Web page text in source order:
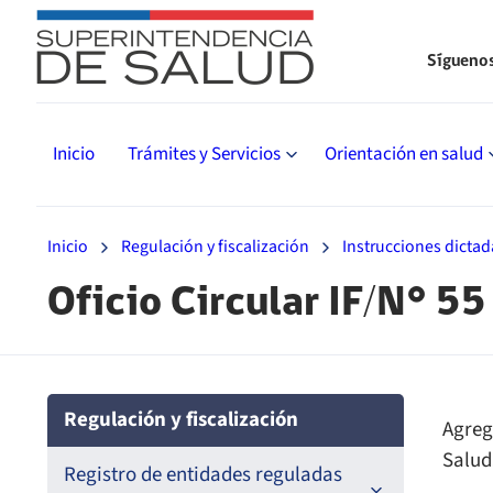
Inicio Trámites y Servicios Orientación en salud
Inicio Regulación y fiscalización Instrucciones
Oficio Circular IF/N° 55
Regulación y fiscalización
Registro de entidades reguladas